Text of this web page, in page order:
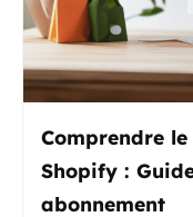
Comprendre
Shopify :
abonnement